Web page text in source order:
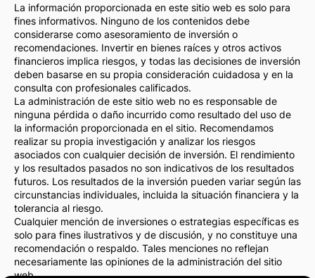
La información proporcionada en este sitio web es solo para
fines informativos. Ninguno de los contenidos debe
considerarse como asesoramiento de inversión o
recomendaciones. Invertir en bienes raíces y otros activos
financieros implica riesgos, y todas las decisiones de inversión
deben basarse en su propia consideración cuidadosa y en la
consulta con profesionales calificados.
La administración de este sitio web no es responsable de
ninguna pérdida o daño incurrido como resultado del uso de
la información proporcionada en el sitio. Recomendamos
realizar su propia investigación y analizar los riesgos
asociados con cualquier decisión de inversión. El rendimiento
y los resultados pasados no son indicativos de los resultados
futuros. Los resultados de la inversión pueden variar según las
circunstancias individuales, incluida la situación financiera y la
tolerancia al riesgo.
Cualquier mención de inversiones o estrategias específicas es
solo para fines ilustrativos y de discusión, y no constituye una
recomendación o respaldo. Tales menciones no reflejan
necesariamente las opiniones de la administración del sitio
web.